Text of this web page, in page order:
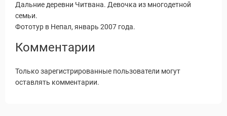
Дальние деревни Читвана. Девочка из многодетной
семьи.
Фототур в Непал, январь 2007 года.
Комментарии
Только зарегистрированные пользователи могут
оставлять комментарии.